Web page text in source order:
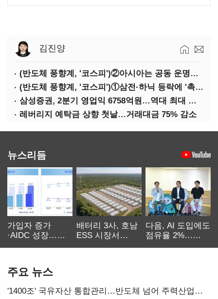
김진양
(반도체 풍향계, '코스피')②아시아는 공동 운명체?…일본·대만도 '동반 출렁'
(반도체 풍향계, '코스피')①삼전·하닉 등락에 '촉각'…코스피·나스닥 '한 몸'
삼성증권, 2분기 영업익 6758억원…역대 최대 경신
레버리지 예탁금 상향 첫날…거래대금 75% 감소
뉴스리듬
가입자 증가
·AIDC 성장…
배터리 3사, 호남
ESS 시장서
다음, AI 도입에도
점유율 2%…
주요 뉴스
'1400조' 국유자산 통합관리…반도체 넘어 주력산업